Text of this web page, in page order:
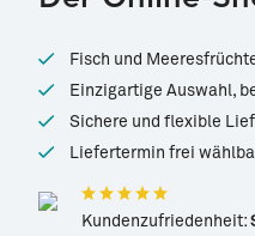
Fisch und
Einzigartige Auswahl,
Sichere und flexible
Liefertermin frei
Kundenzufriedenheit: